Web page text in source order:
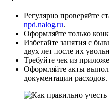
Регулярно проверяйте
npd.nalog.ru.
Оформляйте только
Избегайте занятия с
двух лет после их
Требуйте чек из
Оформляйте акты
документации расходов.